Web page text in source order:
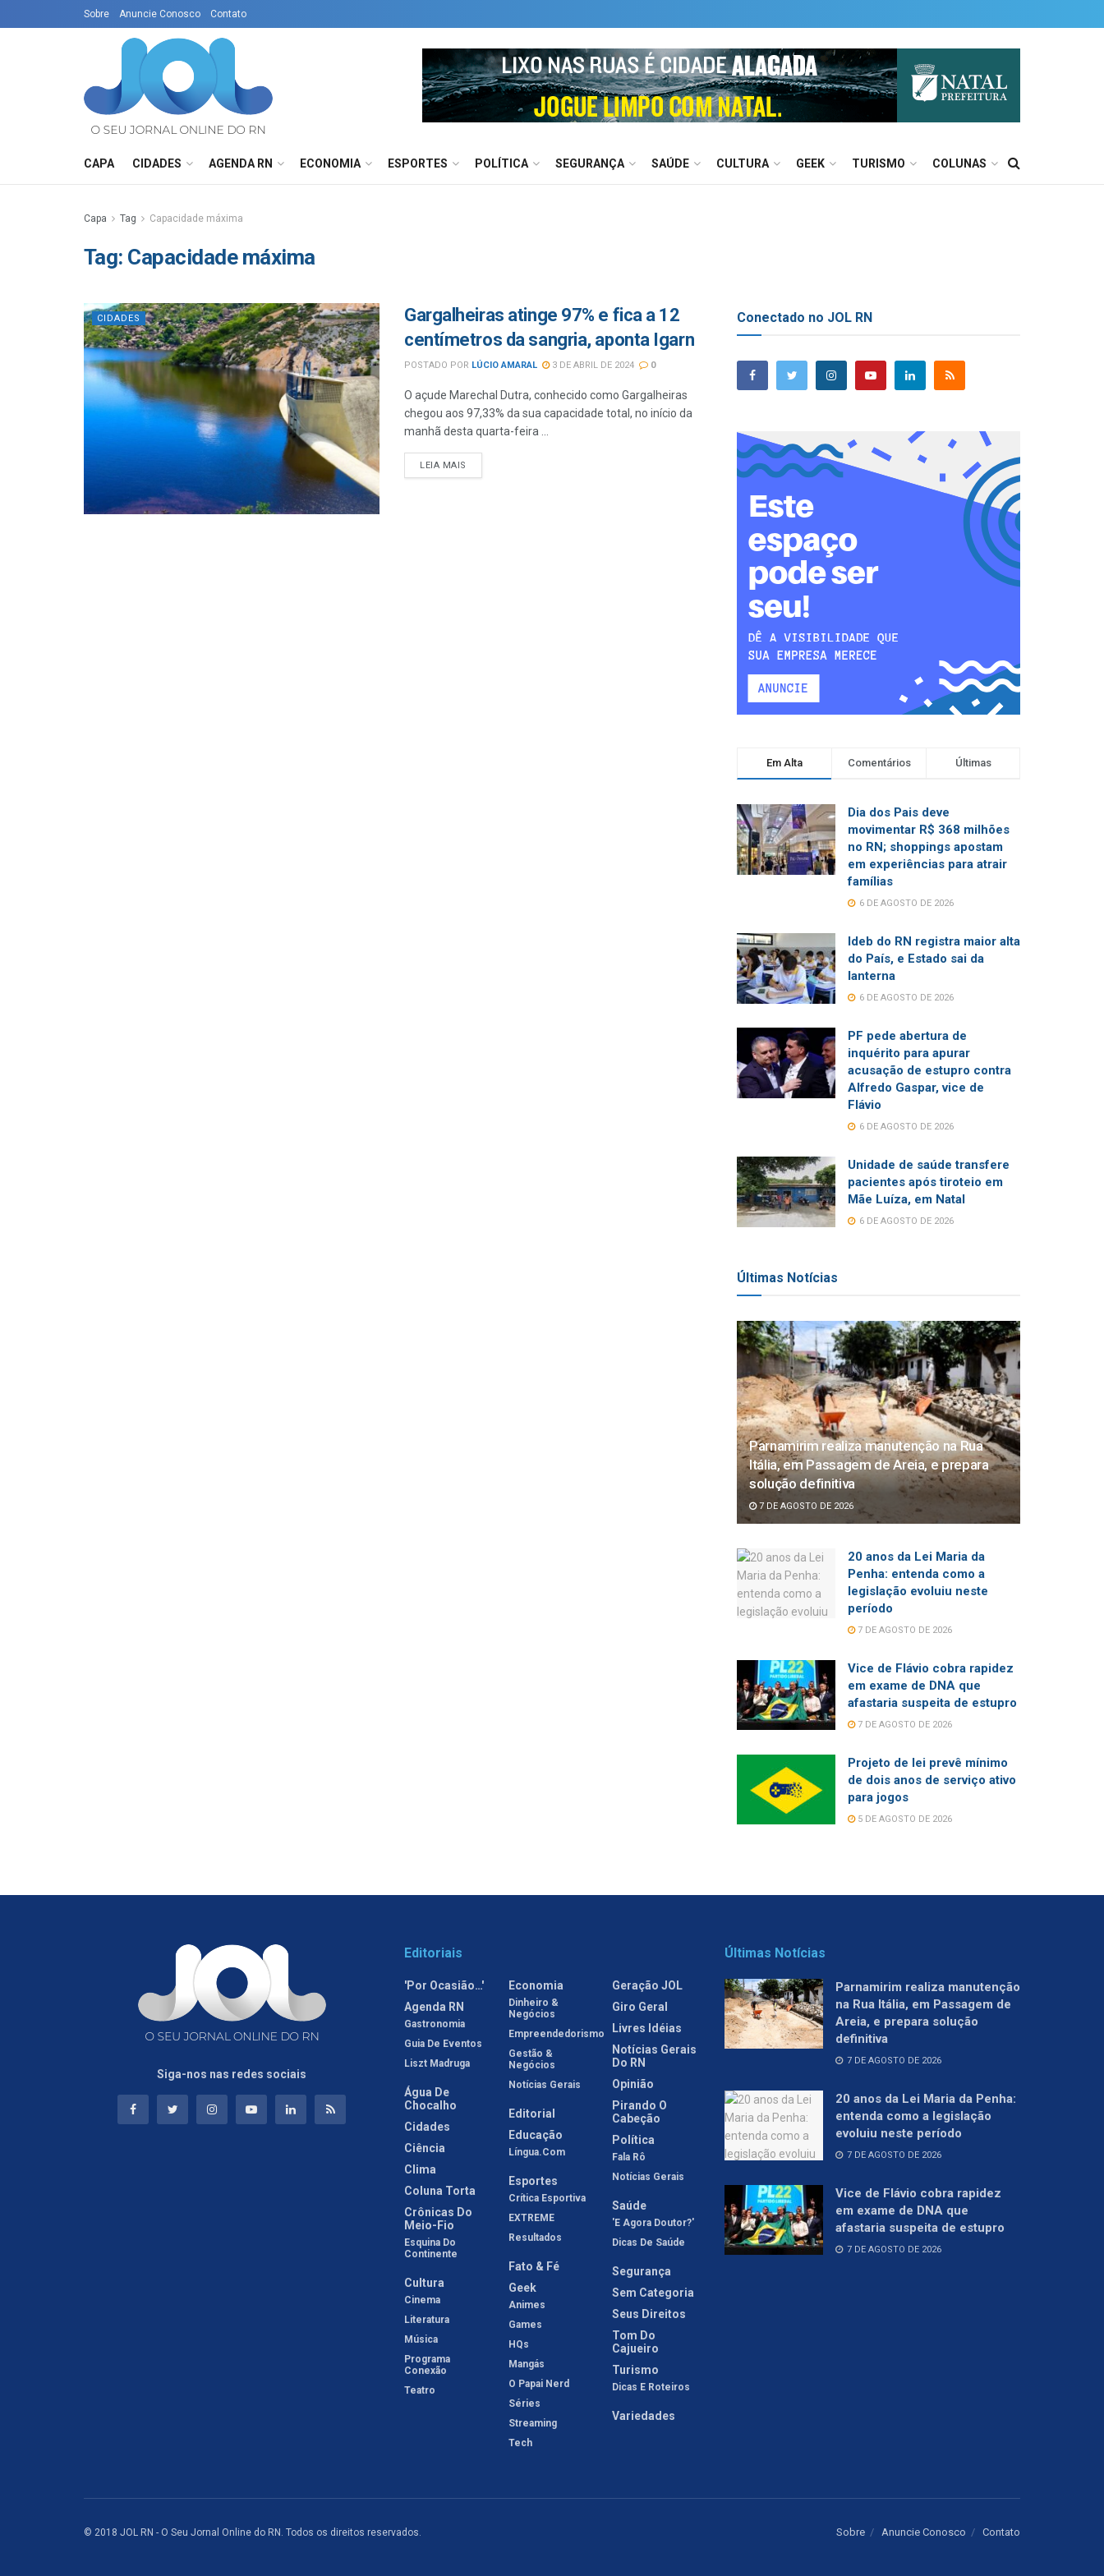
Sobre Anuncie Conosco Contato
CAPA CIDADES AGENDA RN ECONOMIA ESPORTES POLÍTICA SEGURANÇA SAÚDE CULTURA GEEK TURISMO COLUNAS
Capa Tag Capacidade máxima
Tag: Capacidade máxima
CIDADES
Gargalheiras atinge 97% e fica a 12
centímetros da sangria, aponta Igarn
POSTADO POR LÚCIO AMARAL 3 DE ABRIL DE 2024 0
O açude Marechal Dutra, conhecido como Gargalheiras
chegou aos 97,33% da sua capacidade total, no início da
manhã desta quarta-feira ...
LEIA MAIS
Conectado no JOL RN
Em Alta Comentários Últimas
Dia dos Pais deve
movimentar R$ 368 milhões
no RN; shoppings apostam
em experiências para atrair
famílias
6 DE AGOSTO DE 2026
Ideb do RN registra maior alta
do País, e Estado sai da
lanterna
6 DE AGOSTO DE 2026
PF pede abertura de
inquérito para apurar
acusação de estupro contra
Alfredo Gaspar, vice de
Flávio
6 DE AGOSTO DE 2026
Unidade de saúde transfere
pacientes após tiroteio em
Mãe Luíza, em Natal
6 DE AGOSTO DE 2026
Últimas Notícias
Parnamirim realiza manutenção na Rua
Itália, em Passagem de Areia, e prepara
solução definitiva
7 DE AGOSTO DE 2026
20 anos da Lei Maria da
Penha: entenda como a
legislação evoluiu neste
período
7 DE AGOSTO DE 2026
Vice de Flávio cobra rapidez
em exame de DNA que
afastaria suspeita de estupro
7 DE AGOSTO DE 2026
Projeto de lei prevê mínimo
de dois anos de serviço ativo
para jogos
5 DE AGOSTO DE 2026
Siga-nos nas redes sociais
Editoriais
'Por Ocasião…'
Agenda RN
Gastronomia
Guia De Eventos
Liszt Madruga
Água De
Chocalho
Cidades
Ciência
Clima
Coluna Torta
Crônicas Do
Meio-Fio
Esquina Do
Continente
Cultura
Cinema
Literatura
Música
Programa
Conexão
Teatro
Economia
Dinheiro &
Negócios
Empreendedorismo
Gestão &
Negócios
Notícias Gerais
Editorial
Educação
Língua.com
Esportes
Crítica Esportiva
EXTREME
Resultados
Fato & Fé
Geek
Animes
Games
HQs
Mangás
O Papai Nerd
Séries
Streaming
Tech
Geração JOL
Giro Geral
Livres Idéias
Notícias Gerais
Do RN
Opinião
Pirando O
Cabeção
Política
Fala Rô
Notícias Gerais
Saúde
'E Agora Doutor?'
Dicas De Saúde
Segurança
Sem Categoria
Seus Direitos
Tom Do
Cajueiro
Turismo
Dicas E Roteiros
Variedades
Últimas Notícias
Parnamirim realiza manutenção
na Rua Itália, em Passagem de
Areia, e prepara solução
definitiva
7 DE AGOSTO DE 2026
20 anos da Lei Maria da Penha:
entenda como a legislação
evoluiu neste período
7 DE AGOSTO DE 2026
Vice de Flávio cobra rapidez
em exame de DNA que
afastaria suspeita de estupro
7 DE AGOSTO DE 2026
Sobre Anuncie Conosco Contato
© 2018 JOL RN - O Seu Jornal Online do RN. Todos os direitos reservados.